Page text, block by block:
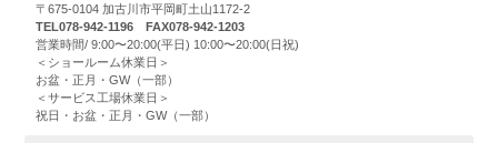
〒675-0104 加古川市平岡町土山1172-2
TEL078-942-1196 FAX078-942-1203
営業時間/ 9:00〜20:00(平日) 10:00〜20:00(日祝)
＜ショールーム休業日＞
お盆・正月・GW（一部）
＜サービス工場休業日＞
祝日・お盆・正月・GW（一部）